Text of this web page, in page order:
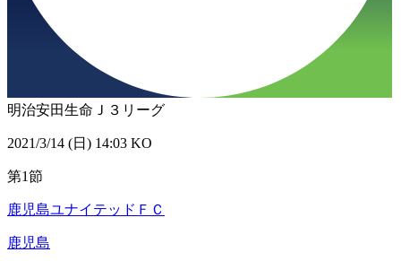
明治安田生命Ｊ３リーグ
2021/3/14 (日) 14:03 KO
第1節
鹿児島ユナイテッドＦＣ
鹿児島